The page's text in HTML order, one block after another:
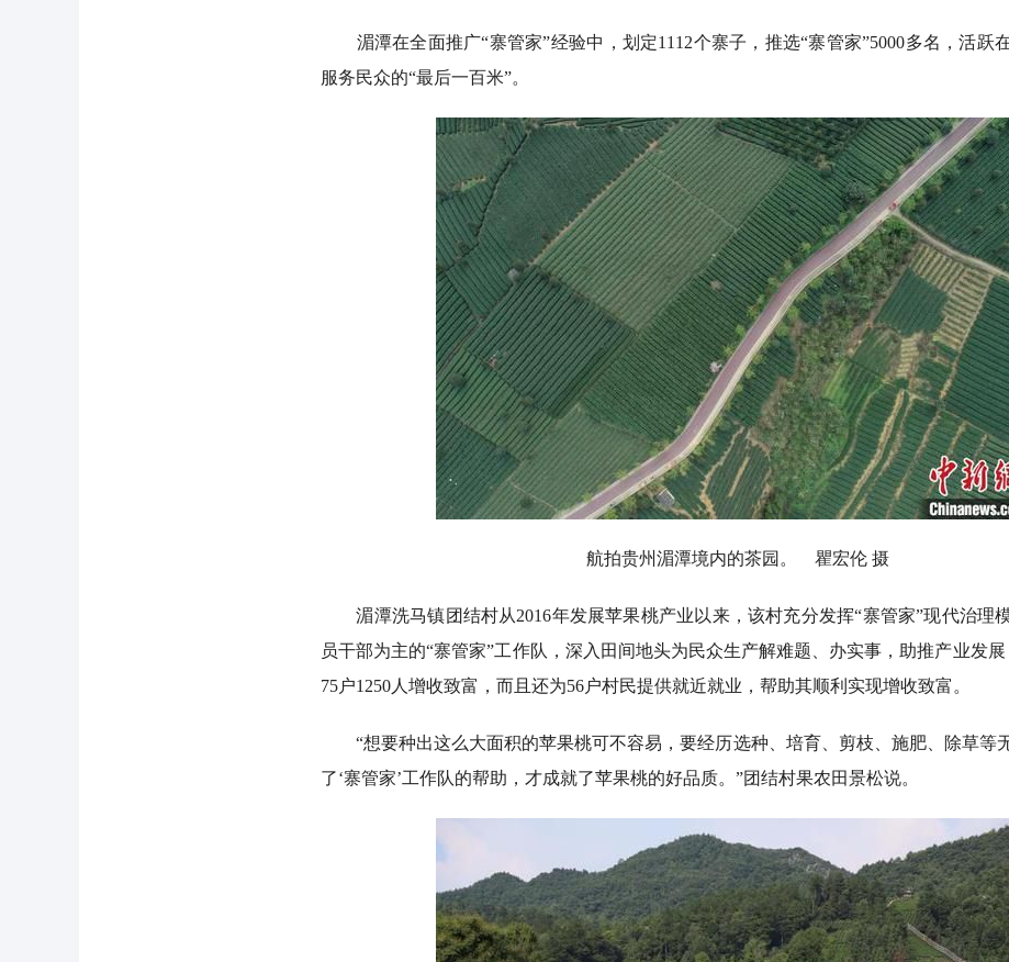
湄潭在全面推广“寨管家”经验中，划定1112个寨子，推选“寨管家”5000多名，活跃
服务民众的“最后一百米”。
航拍贵州湄潭境内的茶园。 瞿宏伦 摄
湄潭洗马镇团结村从2016年发展苹果桃产业以来，该村充分发挥“寨管家”现代治理
员干部为主的“寨管家”工作队，深入田间地头为民众生产解难题、办实事，助推产业发
75户1250人增收致富，而且还为56户村民提供就近就业，帮助其顺利实现增收致富。
“想要种出这么大面积的苹果桃可不容易，要经历选种、培育、剪枝、施肥、除草等
了‘寨管家’工作队的帮助，才成就了苹果桃的好品质。”团结村果农田景松说。